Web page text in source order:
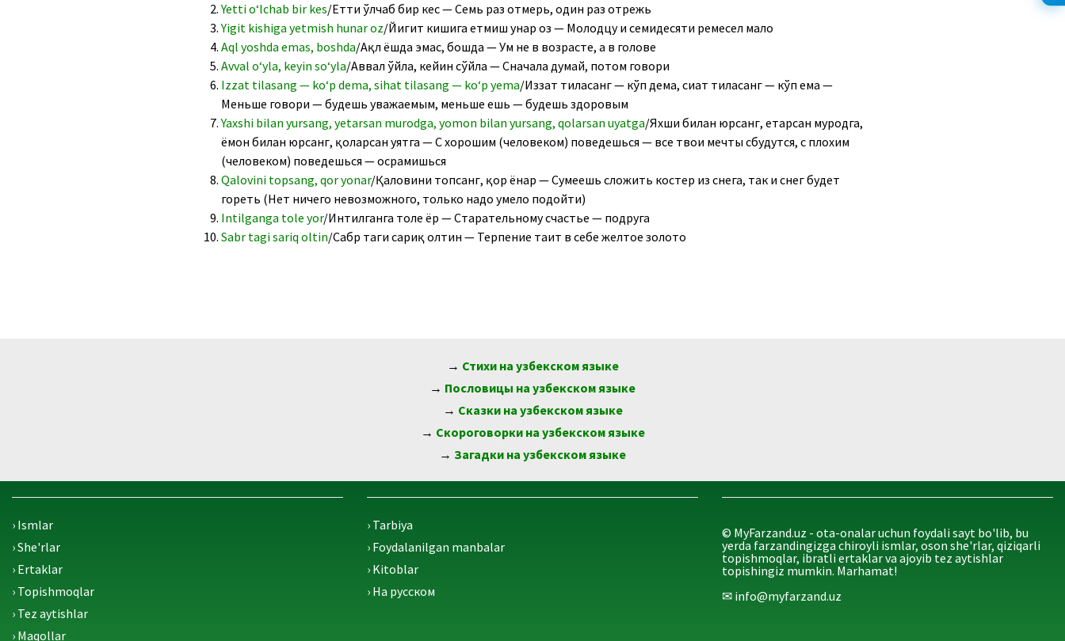
Yetti o‘lchab bir kes/Етти ўлчаб бир кес — Семь раз отмерь, один раз отрежь
Yigit kishiga yetmish hunar oz/Йигит кишига етмиш ҳунар оз — Молодцу и семидесяти ремесел мало
Aql yoshda emas, boshda/Ақл ёшда эмас, бошда — Ум не в возрасте, а в голове
Avval o‘yla, keyin so‘yla/Аввал ўйла, кейин сўйла — Сначала думай, потом говори
Izzat tilasang — ko‘p dema, sihat tilasang — ko‘p yema/Иззат тиласанг — кўп дема, сиҳат тиласанг — кўп ема —
Меньше говори — будешь уважаемым, меньше ешь — будешь здоровым
Yaxshi bilan yursang, yetarsan murodga, yomon bilan yursang, qolarsan uyatga/Яхши билан юрсанг, етарсан муродга,
ёмон билан юрсанг, қоларсан уятга — С хорошим (человеком) поведешься — все твои мечты сбудутся, с плохим
(человеком) поведешься — осрамишься
Qalovini topsang, qor yonar/Қаловини топсанг, қор ёнар — Сумеешь сложить костер из снега, так и снег будет
гореть (Нет ничего невозможного, только надо умело подойти)
Intilganga tole yor/Интилганга толе ёр — Старательному счастье — подруга
Sabr tagi sariq oltin/Сабр таги сариқ олтин — Терпение таит в себе желтое золото
→ Стихи на узбекском языке
→ Пословицы на узбекском языке
→ Сказки на узбекском языке
→ Скороговорки на узбекском языке
→ Загадки на узбекском языке
› Ismlar
› She'rlar
› Ertaklar
› Topishmoqlar
› Tez aytishlar
› Maqollar
› Tarbiya
› Foydalanilgan manbalar
› Kitoblar
› На русском
© MyFarzand.uz - ota-onalar uchun foydali sayt bo'lib, bu
yerda farzandingizga chiroyli ismlar, oson she'rlar, qiziqarli
topishmoqlar, ibratli ertaklar va ajoyib tez aytishlar
topishingiz mumkin. Marhamat!
✉ info@myfarzand.uz